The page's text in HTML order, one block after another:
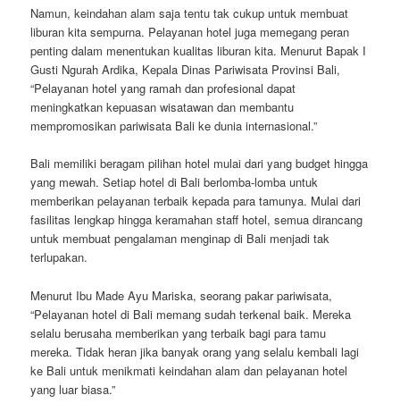
Namun, keindahan alam saja tentu tak cukup untuk membuat
liburan kita sempurna. Pelayanan hotel juga memegang peran
penting dalam menentukan kualitas liburan kita. Menurut Bapak I
Gusti Ngurah Ardika, Kepala Dinas Pariwisata Provinsi Bali,
“Pelayanan hotel yang ramah dan profesional dapat
meningkatkan kepuasan wisatawan dan membantu
mempromosikan pariwisata Bali ke dunia internasional.”
Bali memiliki beragam pilihan hotel mulai dari yang budget hingga
yang mewah. Setiap hotel di Bali berlomba-lomba untuk
memberikan pelayanan terbaik kepada para tamunya. Mulai dari
fasilitas lengkap hingga keramahan staff hotel, semua dirancang
untuk membuat pengalaman menginap di Bali menjadi tak
terlupakan.
Menurut Ibu Made Ayu Mariska, seorang pakar pariwisata,
“Pelayanan hotel di Bali memang sudah terkenal baik. Mereka
selalu berusaha memberikan yang terbaik bagi para tamu
mereka. Tidak heran jika banyak orang yang selalu kembali lagi
ke Bali untuk menikmati keindahan alam dan pelayanan hotel
yang luar biasa.”